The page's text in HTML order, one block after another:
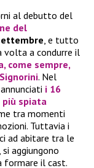
al debutto del
del
, e tutto
volta a condurre il
come sempre,
. Nel
i 16
più spiata
tra momenti
Tuttavia i
ad abitare tra le
aggiungono
formare il cast.